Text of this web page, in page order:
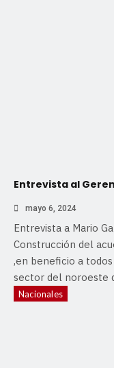
Entrevista al
mayo 6, 2024
Entrevista a Mario
Construcción del
,en beneficio a
sector del noroeste
Nacionales